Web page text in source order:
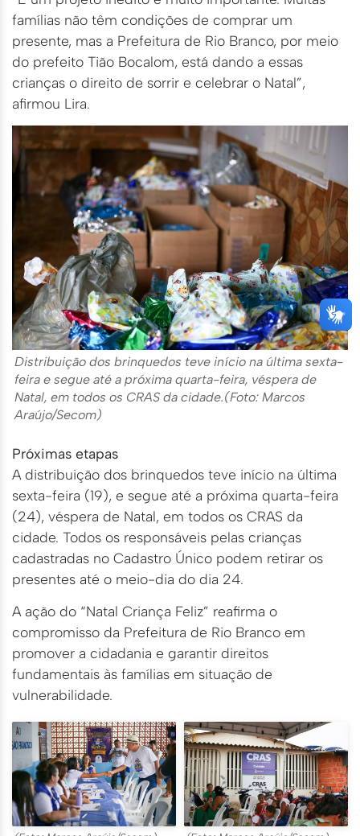
famílias não têm condições de comprar um
presente, mas a Prefeitura de Rio Branco, por meio
do prefeito Tião Bocalom, está dando a essas
crianças o direito de sorrir e celebrar o Natal”,
afirmou Lira.
Distribuição dos brinquedos teve início na última sexta-
feira e segue até a próxima quarta-feira, véspera de
Natal, em todos os CRAS da cidade.(Foto: Marcos
Araújo/Secom)
Próximas etapas
A distribuição dos brinquedos teve início na última
sexta-feira (19), e segue até a próxima quarta-feira
(24), véspera de Natal, em todos os CRAS da
cidade. Todos os responsáveis pelas crianças
cadastradas no Cadastro Único podem retirar os
presentes até o meio-dia do dia 24.
A ação do “Natal Criança Feliz” reafirma o
compromisso da Prefeitura de Rio Branco em
promover a cidadania e garantir direitos
fundamentais às famílias em situação de
vulnerabilidade.